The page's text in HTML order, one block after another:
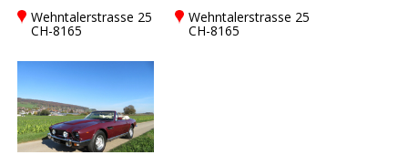
Wehntalerstrasse 25
CH-8165
Switzerland
Wehntalerstrasse 25
CH-8165